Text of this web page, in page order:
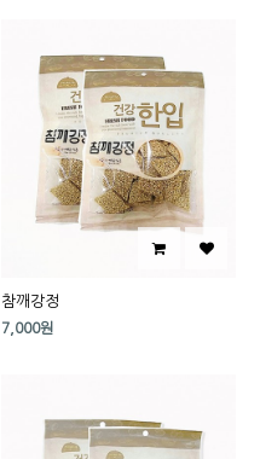
참깨강정
7,000원